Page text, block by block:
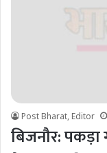
Post Bharat, Editor
बिजनौर: